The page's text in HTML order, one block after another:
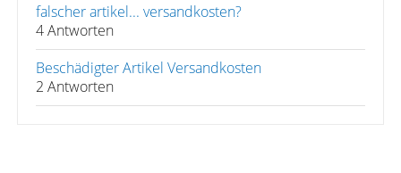
falscher artikel... versandkosten?
4 Antworten
Beschädigter Artikel Versandkosten
2 Antworten